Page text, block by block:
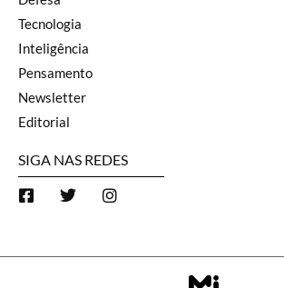
Tecnologia
Inteligência
Pensamento
Newsletter
Editorial
SIGA NAS REDES